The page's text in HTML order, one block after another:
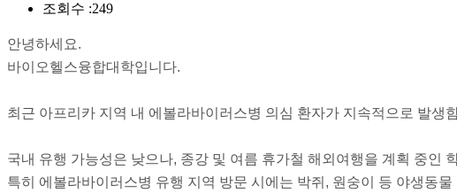
조회수 :249
안녕하세요.
바이오헬스융합대학입니다.
최근 아프리카 지역 내 에볼라바이러스병 의심 환자가 지속적으로 발
국내 유행 가능성은 낮으나, 종강 및 여름 휴가철 해외여행을 계획 중인
특히 에볼라바이러스병 유행 지역 방문 시에는 박쥐, 원숭이 등 야생동